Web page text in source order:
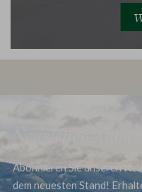
Newsletter-
Abonnieren Sie unseren
dem neuesten Stand!